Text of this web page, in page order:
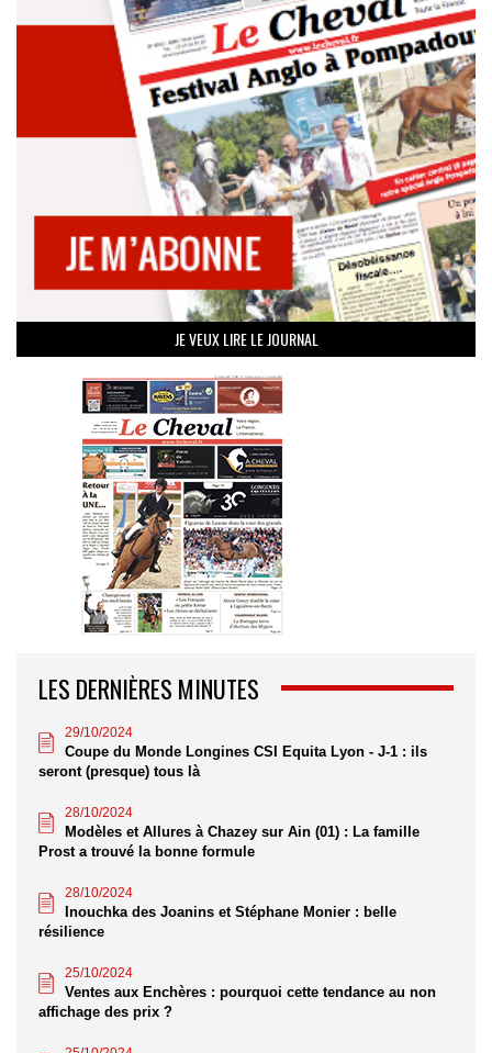
JE VEUX LIRE LE JOURNAL
LES DERNIÈRES MINUTES
29/10/2024
Coupe du Monde Longines CSI Equita Lyon - J-1 : ils
seront (presque) tous là
28/10/2024
Modèles et Allures à Chazey sur Ain (01) : La famille
Prost a trouvé la bonne formule
28/10/2024
Inouchka des Joanins et Stéphane Monier : belle
résilience
25/10/2024
Ventes aux Enchères : pourquoi cette tendance au non
affichage des prix ?